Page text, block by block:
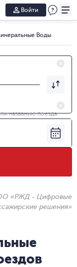
Войти
Воды
названию поезда
«РЖД - Цифровые
решения»